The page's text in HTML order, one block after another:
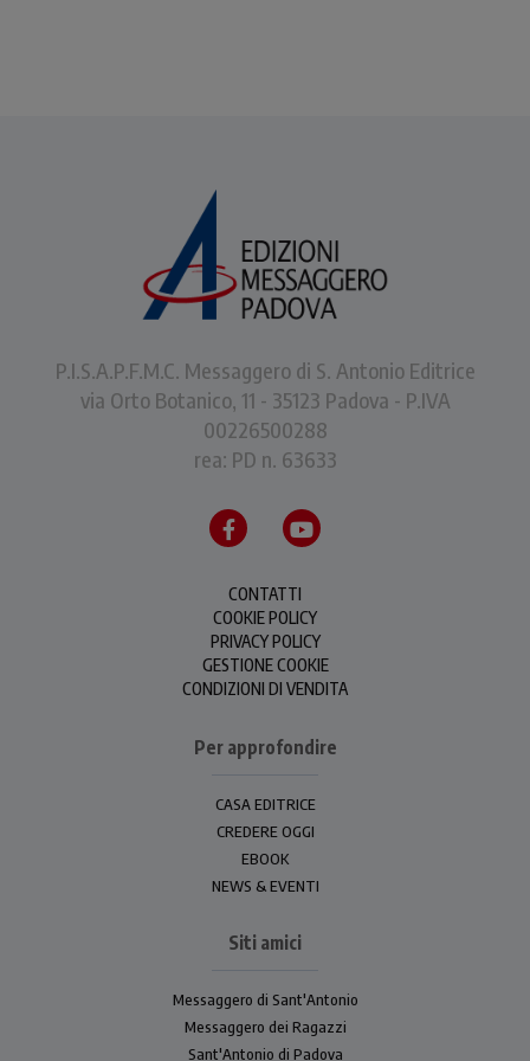
P.I.S.A.P.F.M.C. Messaggero di S. Antonio Editrice
via Orto Botanico, 11 - 35123 Padova - P.IVA
00226500288
rea: PD n. 63633
CONTATTI
COOKIE POLICY
PRIVACY POLICY
GESTIONE COOKIE
CONDIZIONI DI VENDITA
Per approfondire
CASA EDITRICE
CREDERE OGGI
EBOOK
NEWS & EVENTI
Siti amici
Messaggero di Sant'Antonio
Messaggero dei Ragazzi
Sant'Antonio di Padova